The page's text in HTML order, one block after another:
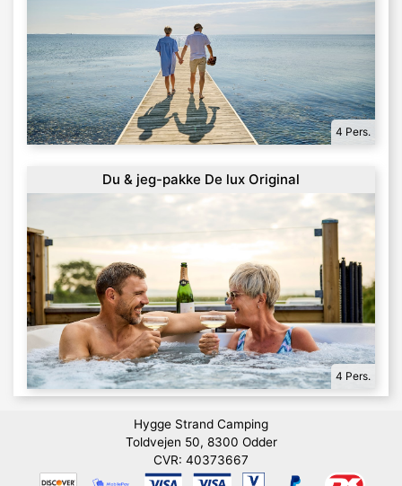
4 Pers.
Du & jeg-pakke De lux Original
4 Pers.
Hygge Strand Camping
Toldvejen 50, 8300 Odder
CVR: 40373667